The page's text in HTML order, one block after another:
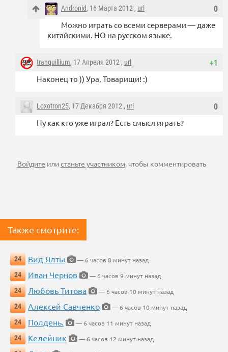
0
Andronid, 16 Марта 2012 , url
Можно играть со всеми серверами — даже
китайскими. НО на русском языке.
+1
tranquillium, 17 Апреля 2012 , url
Наконец то )) Ура, Товарищи! :)
0
Loxotron25, 17 Декабря 2012 , url
Ну как кто уже играл? Есть смысл играть?
Войдите илистаньте участником, чтобы комментировать
Также смотрите:
24 Вид Ялты
— 6 часов 8 минут назад
24
Иван Чернов
— 6 часов 9 минут назад
24
Любовь Титова
— 6 часов 10 минут назад
24
Алексей Савченко
— 6 часов 10 минут назад
24
Полдень.
— 6 часов 11 минут назад
24
Келейник
— 6 часов 12 минут назад